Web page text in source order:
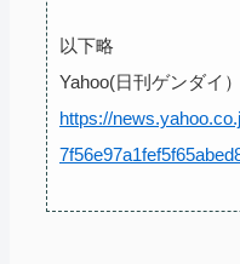
以下略
Yahoo(日刊ゲンダイ
https://